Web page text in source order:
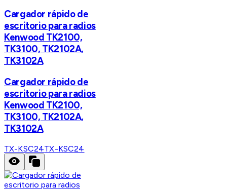
Cargador rápido de
escritorio para radios
Kenwood TK2100,
TK3100, TK2102A,
TK3102A
Cargador rápido de
escritorio para radios
Kenwood TK2100,
TK3100, TK2102A,
TK3102A
TX-KSC24TX-KSC24